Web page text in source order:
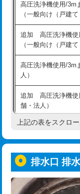
追加人工
廃棄・処分
※給水管工事は
給水管工事※（バ
給水管工事※（支持
給水管工事※（保温
め込み）)
給水管工事※（土の
業)
給水管工事※（塩ビ
用/3ｍまで)
用（追加）/3ｍ超え)
給水管工事※（ライ
管・ポリ管・HT管
高圧洗浄機使用/3m
（一般向け（戸建て
追加 高圧洗浄機使
（一般向け（戸建て
高圧洗浄機使用/3m
人）
追加 高圧洗浄機使
舗・法人）
高度高圧洗浄換
トーラー機使用/3m
追加トーラー機使
上記の表をスクロ
排水口 排